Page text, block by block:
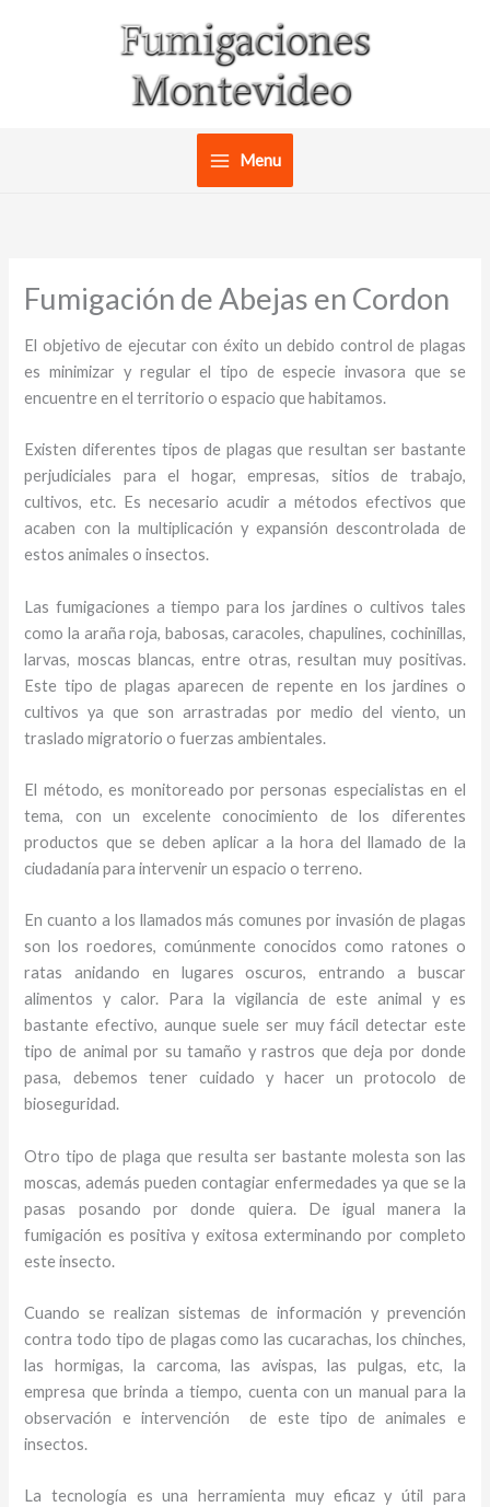
Menu
Fumigación de Abejas en Cordon
El objetivo de ejecutar con éxito un debido control de plagas
es minimizar y regular el tipo de especie invasora que se
encuentre en el territorio o espacio que habitamos.
Existen diferentes tipos de plagas que resultan ser bastante
perjudiciales para el hogar, empresas, sitios de trabajo,
cultivos, etc. Es necesario acudir a métodos efectivos que
acaben con la multiplicación y expansión descontrolada de
estos animales o insectos.
Las fumigaciones a tiempo para los jardines o cultivos tales
como la araña roja, babosas, caracoles, chapulines, cochinillas,
larvas, moscas blancas, entre otras, resultan muy positivas.
Este tipo de plagas aparecen de repente en los jardines o
cultivos ya que son arrastradas por medio del viento, un
traslado migratorio o fuerzas ambientales.
El método, es monitoreado por personas especialistas en el
tema, con un excelente conocimiento de los diferentes
productos que se deben aplicar a la hora del llamado de la
ciudadanía para intervenir un espacio o terreno.
En cuanto a los llamados más comunes por invasión de plagas
son los roedores, comúnmente conocidos como ratones o
ratas anidando en lugares oscuros, entrando a buscar
alimentos y calor. Para la vigilancia de este animal y es
bastante efectivo, aunque suele ser muy fácil detectar este
tipo de animal por su tamaño y rastros que deja por donde
pasa, debemos tener cuidado y hacer un protocolo de
bioseguridad.
Otro tipo de plaga que resulta ser bastante molesta son las
moscas, además pueden contagiar enfermedades ya que se la
pasas posando por donde quiera. De igual manera la
fumigación es positiva y exitosa exterminando por completo
este insecto.
Cuando se realizan sistemas de información y prevención
contra todo tipo de plagas como las cucarachas, los chinches,
las hormigas, la carcoma, las avispas, las pulgas, etc, la
empresa que brinda a tiempo, cuenta con un manual para la
observación e intervención de este tipo de animales e
insectos.
La tecnología es una herramienta muy eficaz y útil para